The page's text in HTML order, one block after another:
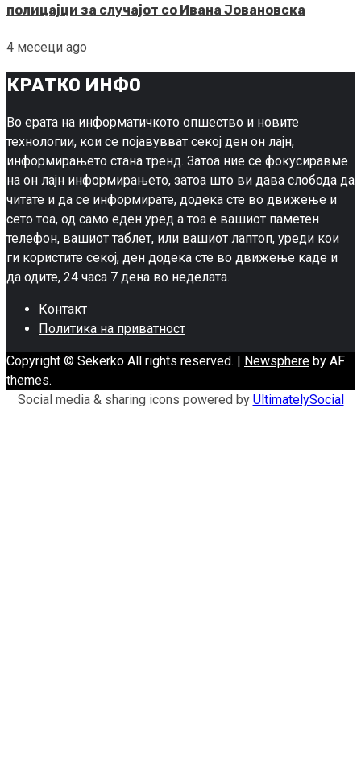
полицајци за случајот со Ивана Јовановска
4 месеци ago
КРАТКО ИНФО
Во ерата на информатичкото опшество и новите
технологии, кои се појавувват секој ден он лајн,
информирањето стана тренд. Затоа ние се фокусиравме
на он лајн информирањето, затоа што ви дава слобода да
читате и да се информирате, додека сте во движење и
сето тоа, од само еден уред а тоа е вашиот паметен
телефон, вашиот таблет, или вашиот лаптоп, уреди кои
ги користите секој, ден додека сте во движење каде и
да одите, 24 часа 7 дена во неделата.
Контакт
Политика на приватност
Copyright © Sekerko All rights reserved. | Newsphere by AF
themes.
Social media & sharing icons powered by UltimatelySocial